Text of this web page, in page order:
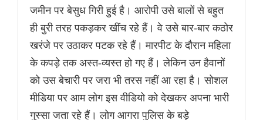
जमीन पर बेसुध गिरी हुई है। आरोपी उसे बालों से बहुत
ही बुरी तरह पकड़कर खींच रहे हैं। वे उसे बार-बार कठोर
खरंजे पर उठाकर पटक रहे हैं। मारपीट के दौरान महिला
के कपड़े तक अस्त-व्यस्त हो गए हैं। लेकिन उन हैवानों
को उस बेचारी पर जरा भी तरस नहीं आ रहा है। सोशल
मीडिया पर आम लोग इस वीडियो को देखकर अपना भारी
गुस्सा जता रहे हैं। लोग आगरा पुलिस के बड़े